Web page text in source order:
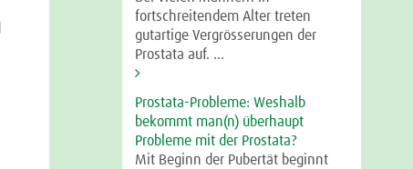
fortschreitendem Alter treten
gutartige Vergrösserungen der
Prostata auf. ...
Prostata-Probleme: Weshalb
bekommt man(n) überhaupt
Probleme mit der Prostata?
Mit Beginn der Pubertät beginnt